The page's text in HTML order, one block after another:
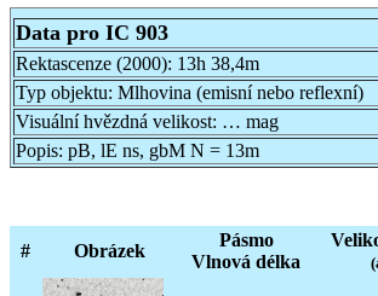
Data pro IC 903
Rektascenze (2000): 13h 38,4m
Typ objektu: Mlhovina (emisní nebo reflexní)
Visuální hvězdná velikost: … mag
Popis: pB, lE ns, gbM N = 13m
# Obrázek
Pásmo
Vlnová délka